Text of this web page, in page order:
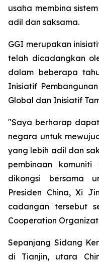
usaha membina
adil dan saksama.
GGI merupakan
telah dicadangkan
dalam beberapa
Inisiatif
Global dan Inisiatif
"Saya berharap
negara untuk
yang lebih adil dan
pembinaan
dikongsi bersama
Presiden China, Xi
cadangan tersebut
Cooperation
Sepanjang Sidang
di Tianjin, utara